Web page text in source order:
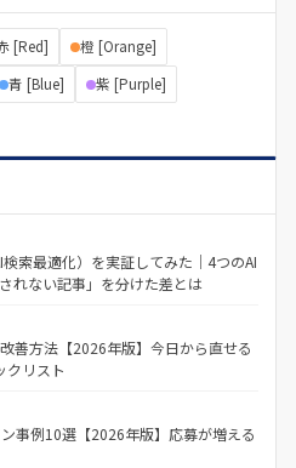
[Red]
橙 [Orange]
青 [Blue]
紫 [Purple]
索最適化）を実証してみた｜4つのAI
れない記事」を分けた差とは
善方法【2026年版】今日から直せる
クリスト
事例10選【2026年版】応募が増える